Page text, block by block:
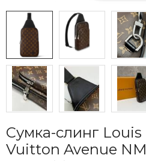
Сумка-слинг Louis
Vuitton Avenue NM